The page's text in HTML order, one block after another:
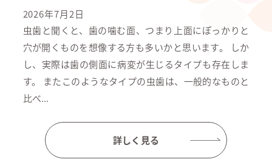
2026年7月2日
虫歯と聞くと、歯の噛む面、つまり上面にぽっかりと
穴が開くものを想像する方も多いかと思います。 しか
し、実際は歯の側面に病変が生じるタイプも存在しま
す。 またこのようなタイプの虫歯は、一般的なものと
比べ...
詳しく見る